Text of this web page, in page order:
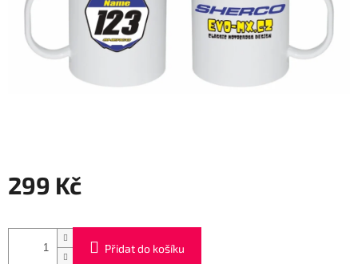
299 Kč
cena:
Přidat do košíku